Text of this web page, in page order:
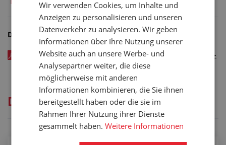
Dateien zum Herunterladen
Protiprůvanová antibakteriální fólie ATB - test report ATB -
kód: 11247xxx
Dienstleistungen
Wir verwenden Cookies, um Inhalte und
Anzeigen zu personalisieren und unseren
Datenverkehr zu analysieren. Wir geben
Informationen über Ihre Nutzung unserer
Website auch an unsere Werbe- und
Analysepartner weiter, die diese
möglicherweise mit anderen
Informationen kombinieren, die Sie ihnen
bereitgestellt haben oder die sie im
Rahmen Ihrer Nutzung ihrer Dienste
gesammelt haben.Weitere Informationen